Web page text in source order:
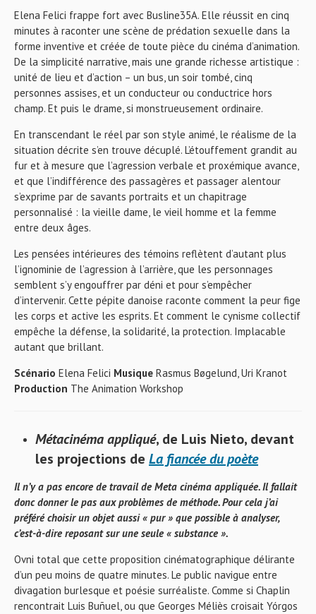
Elena Felici frappe fort avec Busline35A. Elle réussit en cinq
minutes à raconter une scène de prédation sexuelle dans la
forme inventive et créée de toute pièce du cinéma d’animation.
De la simplicité narrative, mais une grande richesse artistique :
unité de lieu et d’action – un bus, un soir tombé, cinq
personnes assises, et un conducteur ou conductrice hors
champ. Et puis le drame, si monstrueusement ordinaire.
En transcendant le réel par son style animé, le réalisme de la
situation décrite s’en trouve décuplé. L’étouffement grandit au
fur et à mesure que l’agression verbale et proxémique avance,
et que l’indifférence des passagères et passager alentour
s’exprime par de savants portraits et un chapitrage
personnalisé : la vieille dame, le vieil homme et la femme
entre deux âges.
Les pensées intérieures des témoins reflètent d’autant plus
l’ignominie de l’agression à l’arrière, que les personnages
semblent s’y engouffrer par déni et pour s’empêcher
d’intervenir. Cette pépite danoise raconte comment la peur fige
les corps et active les esprits. Et comment le cynisme collectif
empêche la défense, la solidarité, la protection. Implacable
autant que brillant.
Scénario Elena Felici Musique Rasmus Bøgelund, Uri Kranot
Production The Animation Workshop
Métacinéma appliqué, de Luis Nieto, devant
les projections de La fiancée du poète
Il n’y a pas encore de travail de Meta cinéma appliquée. Il fallait
donc donner le pas aux problèmes de méthode. Pour cela j’ai
préféré choisir un objet aussi « pur » que possible à analyser,
c’est-à-dire reposant sur une seule « substance ».
Ovni total que cette proposition cinématographique délirante
d’un peu moins de quatre minutes. Le public navigue entre
divagation burlesque et poésie surréaliste. Comme si Chaplin
rencontrait Luis Buñuel, ou que Georges Méliès croisait Yórgos